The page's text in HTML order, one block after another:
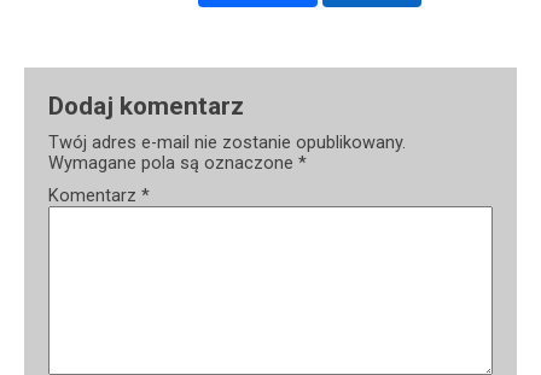
Dodaj komentarz
Twój adres e-mail nie zostanie opublikowany.
Wymagane pola są oznaczone *
Komentarz *